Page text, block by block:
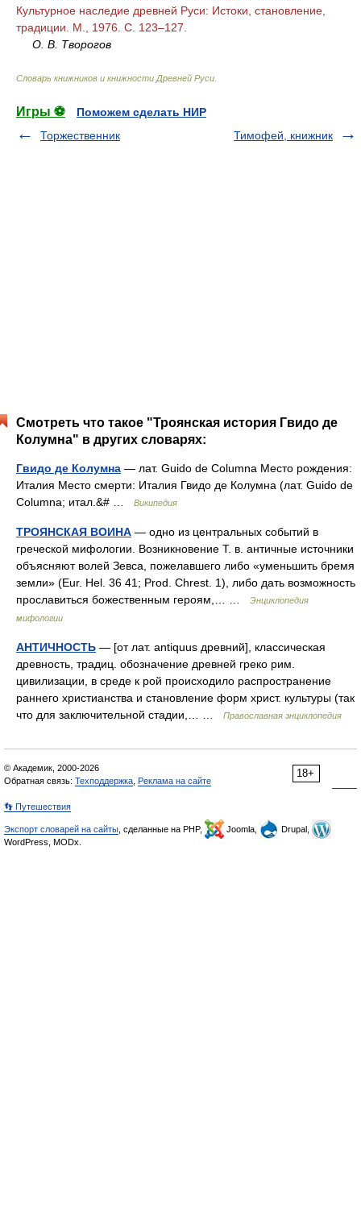
Культурное наследие древней Руси: Истоки, становление,
традиции. М., 1976. С. 123–127.
О. В. Творогов
Словарь книжников и книжности Древней Руси
Игры ⚽
Поможем сделать НИР
Торжественник
Тимофей, книжник
Смотреть что такое "Троянская история Гвидо де
Колумна" в других словарях:
Гвидо де Колумна — лат. Guido de Columna Место рождения:
Италия Место смерти: Италия Гвидо де Колумна (лат. Guido de
Columna; итал.&# …
Википедия
ТРОЯНСКАЯ ВОИНА — одно из центральных событий в
греческой мифологии. Возникновение Т. в. античные источники
объясняют волей Зевса, пожелавшего либо «уменьшить бремя
земли» (Eur. Hel. 36 41; Prod. Chrest. 1), либо дать возможность
прославиться божественным героям,… …
Энциклопедия
мифологии
АНТИЧНОСТЬ — [от лат. antiquus древний], классическая
древность, традиц. обозначение древней греко рим.
цивилизации, в среде к рой происходило распространение
раннего христианства и становление форм христ. культуры (так
что для заключительной стадии,… …
Православная энциклопедия
18+
© Академик, 2000-2026
Обратная связь: Техподдержка Реклама на сайте
👣 Путешествия
Экспорт словарей на сайты , сделанные на PHP, Joomla,
Drupal,
WordPress, MODx.